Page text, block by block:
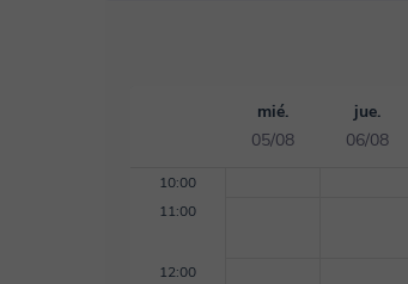
mié.
05/08
jue.
06/08
10:00
11:00
12:00